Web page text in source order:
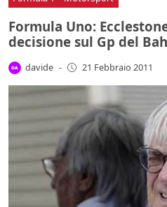
Formula Uno:
decisione sul Gp del
davide - 21 Febbraio 2011